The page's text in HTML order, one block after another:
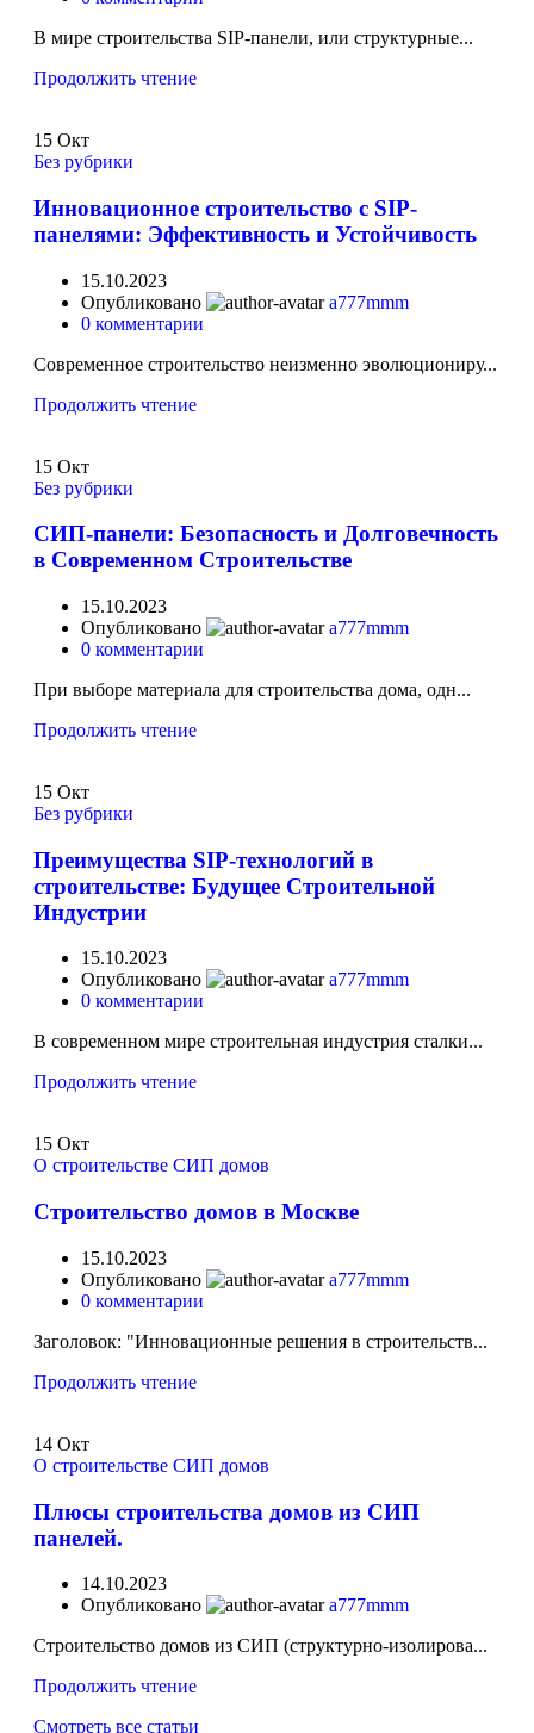
В мире строительства SIP-панели, или структурные...
Продолжить чтение
15 Окт
Без рубрики
Инновационное строительство с SIP-
панелями: Эффективность и Устойчивость
15.10.2023
Опубликовано
a777mmm
0 комментарии
Современное строительство неизменно эволюциониру...
Продолжить чтение
15 Окт
Без рубрики
СИП-панели: Безопасность и Долговечность
в Современном Строительстве
15.10.2023
Опубликовано
a777mmm
0 комментарии
При выборе материала для строительства дома, одн...
Продолжить чтение
15 Окт
Без рубрики
Преимущества SIP-технологий в
строительстве: Будущее Строительной
Индустрии
15.10.2023
Опубликовано
a777mmm
0 комментарии
В современном мире строительная индустрия сталки...
Продолжить чтение
15 Окт
О строительстве СИП домов
Строительство домов в Москве
15.10.2023
Опубликовано
a777mmm
0 комментарии
Заголовок: "Инновационные решения в строительств...
Продолжить чтение
14 Окт
О строительстве СИП домов
Плюсы строительства домов из СИП
панелей.
14.10.2023
Опубликовано
a777mmm
Строительство домов из СИП (структурно-изолирова...
Продолжить чтение
Смотреть все статьи